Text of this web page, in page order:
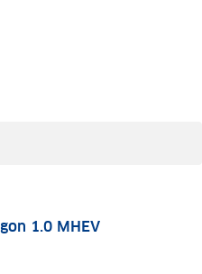
1.0 mhev, 114 kW,
1.0 MHEV